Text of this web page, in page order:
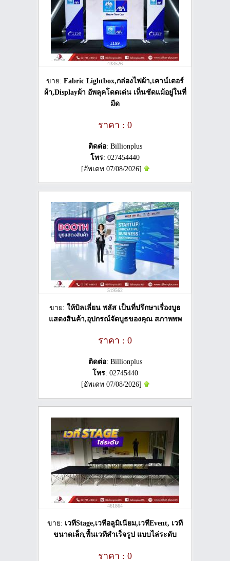
433526
ขาย: Fabric Lightbox,กล่องไฟผ้า,เคาน์เตอร์
ผ้า,Displayผ้า อัพลุคโดดเด่น เห็นชัดแม้อยู่ในที่
มืด
ราคา : 0
ติดต่อ: Billionplus
โทร: 027454440
[อัพเดท 07/08/2026]
519562
ขาย: ให้บิลเลี่ยน พลัส เป็นที่ปรึกษาเรื่องบูธ
แสดงสินค้า,อุปกรณ์จัดบูธของคุณ สภาพพพ
ราคา : 0
ติดต่อ: Billionplus
โทร: 02745440
[อัพเดท 07/08/2026]
461864
ขาย: เวทีStage,เวทีอลูมิเนียม,เวทีEvent, เวที
ขนาดเล็ก,พื้นเวทีสำเร็จรูป แบบไล่ระดับ
ราคา : 0